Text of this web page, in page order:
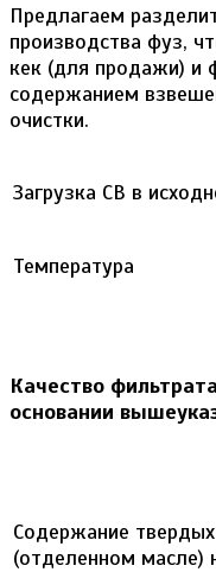
Предлагаем
производства фуз,
кек (для продажи) и
содержанием
очистки.
Загрузка СВ в
Температура
Качество
основании
Содержание
(отделенном масле)